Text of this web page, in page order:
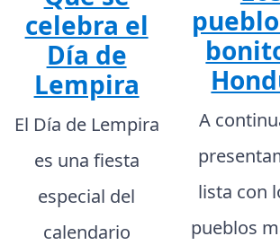
celebra el
Día de
Lempira
El Día de Lempira
es una fiesta
especial del
calendario
A
lista con
pueblos